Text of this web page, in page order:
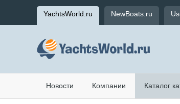
YachtsWorld.ru NewBoats.ru
Новости Компании Каталог